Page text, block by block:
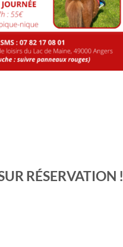
RÉSERVATION !